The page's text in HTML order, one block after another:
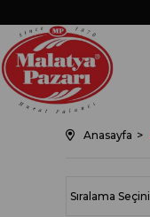
Anasayfa